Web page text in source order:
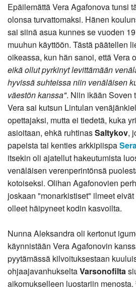
Epäilemättä Vera Agafonova tunsi
olonsa turvattomaksi. Hänen
sai siinä asua kunnes se vuoden
muuhun käyttöön. Tästä päätellen
oikeassa, kun hän sanoi, että Vera
eikä ollut pyrkinyt levittämään
hyvissä suhteissa niin venäläisen
väestön kanssa". Niin ikään Soven
Vera sai kutsun Lintulan
opettajaksi, mutta ei tiedetä, kuka
asioitaan, ehkä ruhtinasSaltykov,
papeista tai kenties arkkipiispa
itsekin oli ajatellut hakeutumista
venäläisen verenperintönsä
kotoiseksi. Olihan Agafonovien
joskaan "monarkistiset" ilmeet
olleet häipyneet kodin kasvoilta.
Nunna Aleksandra oli kertonut
käynnistään Vera Agafonovin
pyytämässä kilvoituksestaan
ohjaajavanhukseltaVarsonofilta
aikomukselleen luostariin menosta.